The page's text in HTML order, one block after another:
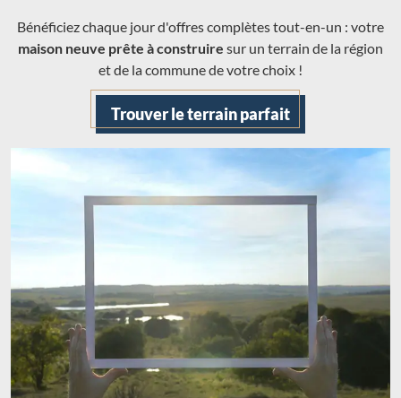
Bénéficiez chaque jour d'offres complètes tout-en-un : votre
maison neuve prête à construire sur un terrain de la région
et de la commune de votre choix !
Trouver le terrain parfait